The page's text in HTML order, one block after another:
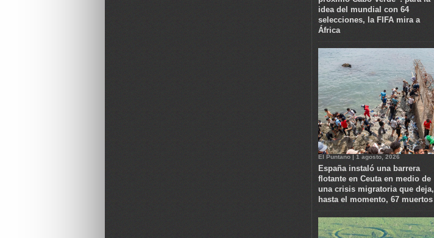
idea del mundial con 64
selecciones, la FIFA mira a
África
El Puntano | 1 agosto, 2026
España instaló una barrera
flotante en Ceuta en medio de
una crisis migratoria que deja,
hasta el momento, 67 muertos